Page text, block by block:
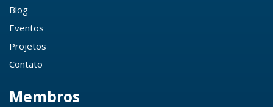
Blog
Eventos
Projetos
Contato
Membros